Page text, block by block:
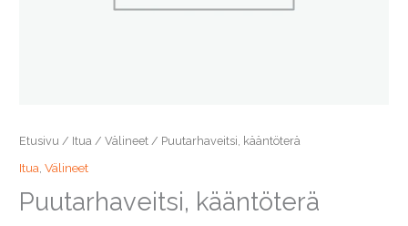
Etusivu / Itua /Välineet / Puutarhaveitsi, kääntöterä
Itua,Välineet
Puutarhaveitsi, kääntöterä